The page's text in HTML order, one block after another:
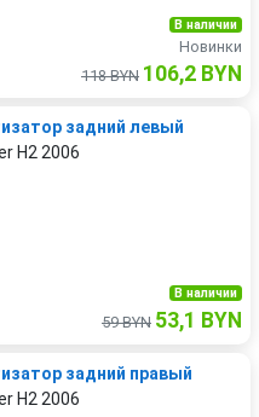
В наличии
Новинки
118 BYN 106,2 BYN
задний левый
H2 2006
В наличии
59 BYN 53,1 BYN
задний правый
H2 2006